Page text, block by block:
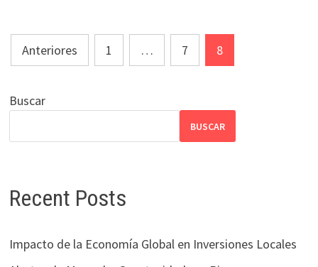
Paginación
de
entradas
Anteriores 1 … 7 8
Buscar
BUSCAR
Recent Posts
Impacto de la Economía Global en Inversiones Locales